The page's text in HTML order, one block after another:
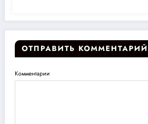
ОТПРАВИТЬ КОММЕНТАРИЙ
Комментарии